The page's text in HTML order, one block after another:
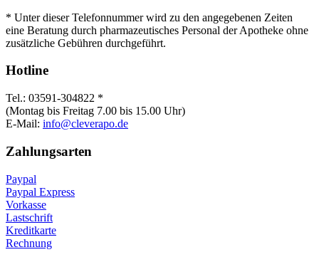
* Unter dieser Telefonnummer wird zu den angegebenen Zeiten
eine Beratung durch pharmazeutisches Personal der Apotheke ohne
zusätzliche Gebühren durchgeführt.
Hotline
Tel.: 03591-304822 *
(Montag bis Freitag 7.00 bis 15.00 Uhr)
E-Mail: info@cleverapo.de
Zahlungsarten
Paypal
Paypal Express
Vorkasse
Lastschrift
Kreditkarte
Rechnung